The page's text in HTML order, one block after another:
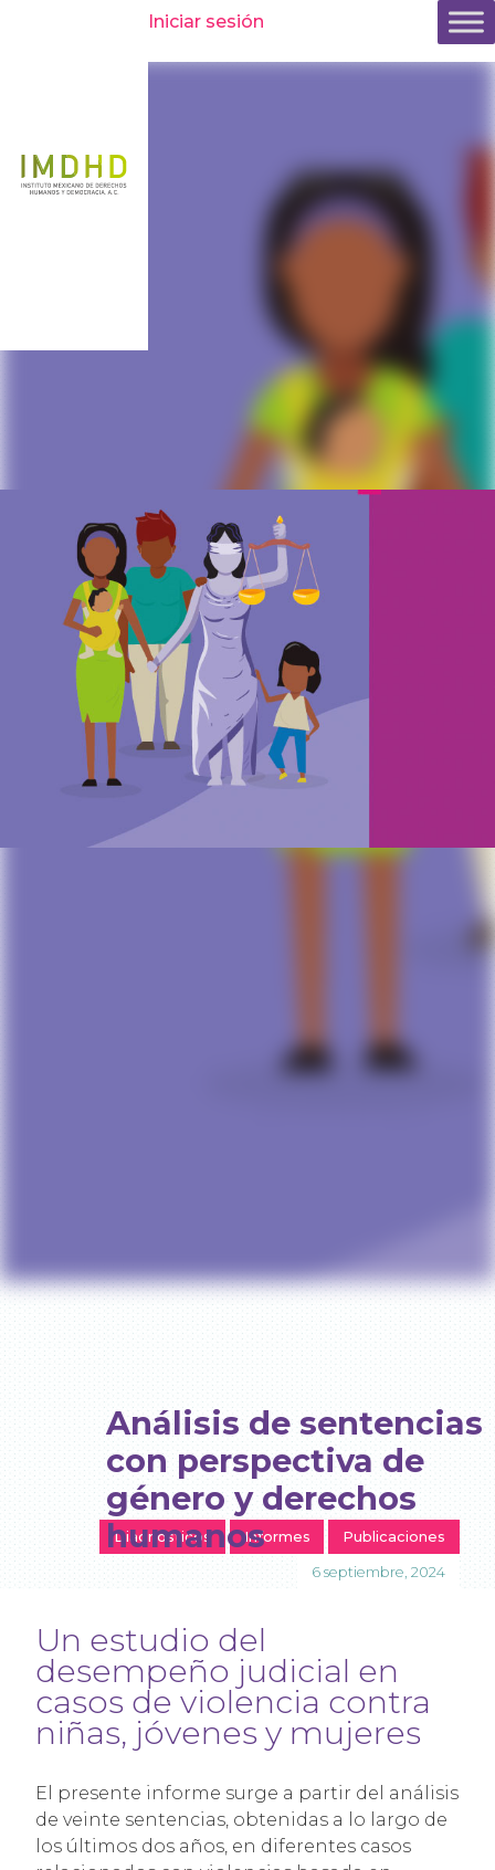
Iniciar sesión
Publicaciones»Análisis de sentencias con
Análisis de sentencias
con perspectiva de
género y derechos
humanos
Diagnósticos Informes Publicaciones
6 septiembre, 2024
Un estudio del
desempeño judicial en
casos de violencia contra
niñas, jóvenes y mujeres
El presente informe surge a partir del análisis
de veinte sentencias, obtenidas a lo largo de
los últimos dos años, en diferentes casos